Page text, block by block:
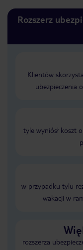
Rozszerz
Klientów
ubezpieczenia
tyle wyniósł koszt
w przypadku tylu
wakacji w
rozszerza